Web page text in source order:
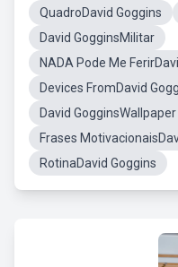
QuadroDavid Goggins
David GogginsMilitar
NADA Pode Me
Devices FromDavid
David
Frases
RotinaDavid Goggins